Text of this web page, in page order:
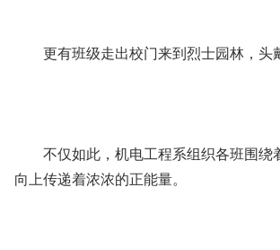
更有班级走出校门来到烈士园林，头
不仅如此，机电工程系组织各班围绕
向上传递着浓浓的正能量。